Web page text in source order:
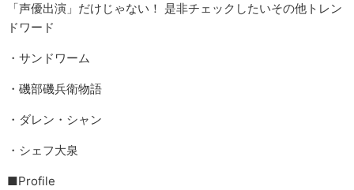
「声優出演」だけじゃない！ 是非チェックしたいその他トレン
ドワード
・サンドワーム
・磯部磯兵衛物語
・ダレン・シャン
・シェフ大泉
■Profile